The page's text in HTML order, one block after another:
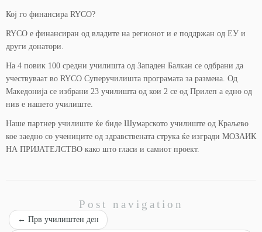
Кој го финансира RYCO?
RYCO е финансиран од владите на регионот и е поддржан од ЕУ и
други донатори.
На 4 повик 100 средни училишта од Западен Балкан се одбрани да
учествуваат во RYCO Суперучилишта програмата за размена. Од
Македонија се избрани 23 училишта од кои 2 се од Прилеп а едно од
нив е нашето училиште.
Наше партнер училиште ќе биде Шумарското училиште од Краљево
кое заедно со учениците од здравствената струка ќе изгради МОЗАИК
НА ПРИЈАТЕЛСТВО како што гласи и самиот проект.
Post navigation
← Прв училиштен ден